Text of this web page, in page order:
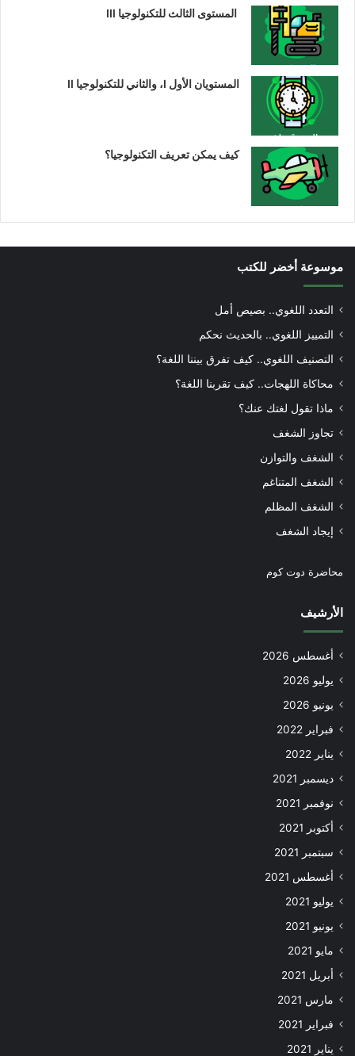
المستوى الثالث للتكنولوجيا III
المستويان الأول I، والثاني للتكنولوجيا II
كيف يمكن تعريف التكنولوجيا؟
موسوعة أخضر للكتب
التعدد اللغوي.. بصيص أمل
التمييز اللغوي.. بالحديث نحكم
التصنيف اللغوي.. كيف تفرق بيننا اللغة؟
محاكاة اللهجات.. كيف تقربنا اللغة؟
ماذا تقول لغتك عنك؟
تجاوز الشغف
الشغف والتوازن
الشغف المتناغم
الشغف المظلم
إيجاد الشغف
محاضرة دوت كوم
الأرشيف
أغسطس 2026
يوليو 2026
يونيو 2026
فبراير 2022
يناير 2022
ديسمبر 2021
نوفمبر 2021
أكتوبر 2021
سبتمبر 2021
أغسطس 2021
يوليو 2021
يونيو 2021
مايو 2021
أبريل 2021
مارس 2021
فبراير 2021
يناير 2021